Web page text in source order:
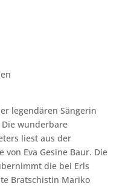
legendären Sängerin
wunderbare
liest aus der
von Eva Gesine Baur. Die
die bei Erls
Bratschistin Mariko